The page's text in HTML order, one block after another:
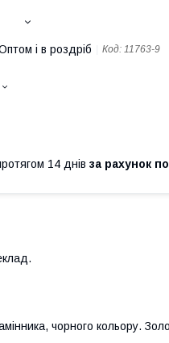
і в роздріб Код: 11763-9
14 днів за рахунок
чорного кольору.